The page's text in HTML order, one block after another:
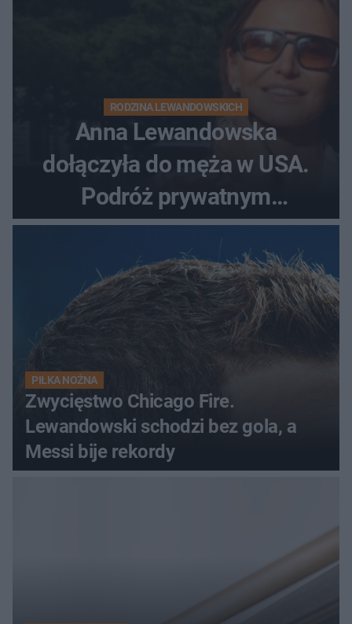
RODZINA LEWANDOWSKICH
Anna Lewandowska
dołączyła do męża w USA.
Podróż prywatnym
odrzutowcem to dopiero
początek!
PIŁKA NOŻNA
Zwycięstwo Chicago Fire.
Lewandowski schodzi bez gola, a
Messi bije rekordy